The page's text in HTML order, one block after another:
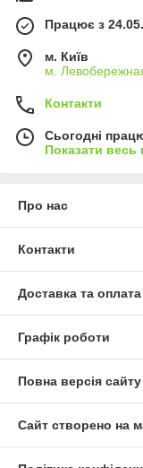
Працює з
м. Київ
м.
Контакти
Сьогодні
Показати весь
Про нас
Контакти
Доставка та оплата
Графік роботи
Повна версія сайту
Сайт створено на